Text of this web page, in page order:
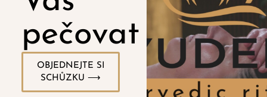
pečovat
OBJEDNEJTE SI
SCHŮZKU ⟶